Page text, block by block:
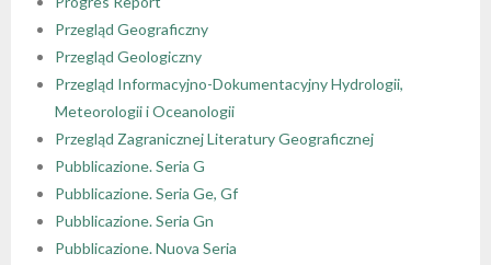
Przegląd Geograficzny
Przegląd Geologiczny
Przegląd Informacyjno-Dokumentacyjny Hydrologii,
Meteorologii i Oceanologii
Przegląd Zagranicznej Literatury Geograficznej
Pubblicazione. Seria G
Pubblicazione. Seria Ge, Gf
Pubblicazione. Seria Gn
Pubblicazione. Nuova Seria